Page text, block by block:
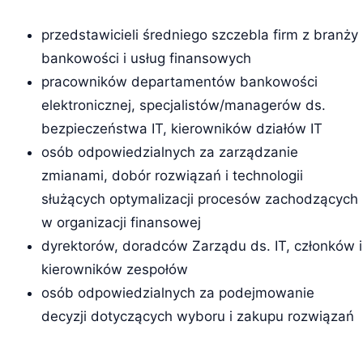
przedstawicieli średniego szczebla firm z branży
bankowości i usług finansowych
pracowników departamentów bankowości
elektronicznej, specjalistów/managerów ds.
bezpieczeństwa IT, kierowników działów IT
osób odpowiedzialnych za zarządzanie
zmianami, dobór rozwiązań i technologii
służących optymalizacji procesów zachodzących
w organizacji finansowej
dyrektorów, doradców Zarządu ds. IT, członków i
kierowników zespołów
osób odpowiedzialnych za podejmowanie
decyzji dotyczących wyboru i zakupu rozwiązań